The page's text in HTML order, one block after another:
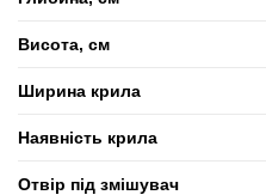
Висота, см
Ширина крила
Наявність крила
Отвір під змішувач